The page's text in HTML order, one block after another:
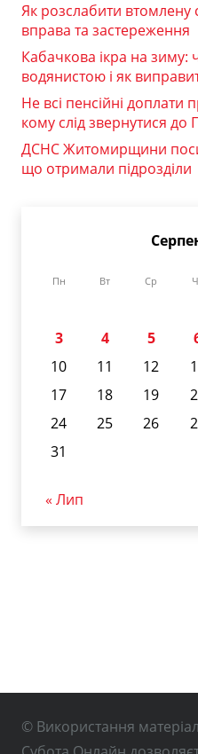
Як розслабити
вправа та застереження
Кабачкова ікра на зиму:
водянистою і як
Не всі пенсійні доплати
кому слід звернутися до
ДСНС Житомирщини
що отримали підрозділи
Пн Вт Ср
3
4 5
10
11 12
17
18 19
24
25 26
31
« Лип
© Використання